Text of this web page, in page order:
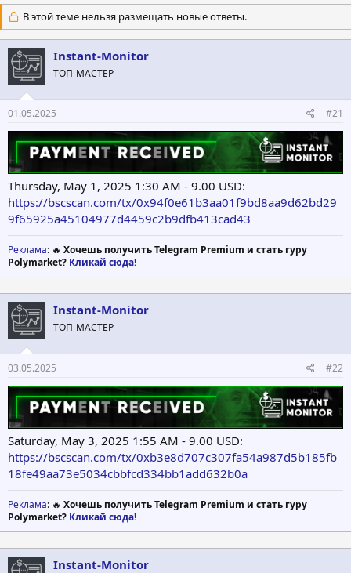
т
о
р
т
е
м
ы
т
а
н
а
ч
а
В этой теме нельзя размещать новые ответы.
Instant-Monitor
ТОП-МАСТЕР
01.05.2025 #21
Thursday, May 1, 2025 1:30 AM - 9.00 USD:
https://bscscan.com/tx/0x94f0e61b3aa01f9bd8aa9d62bd29
9f65925a45104977d4459c2b9dfb413cad43
Реклама: 🔥 Хочешь получить Telegram Premium и стать гуру
Polymarket? Кликай сюда!
Instant-Monitor
ТОП-МАСТЕР
03.05.2025 #22
Saturday, May 3, 2025 1:55 AM - 9.00 USD:
https://bscscan.com/tx/0xb3e8d707c307fa54a987d5b185fb
18fe49aa73e5034cbbfcd334bb1add632b0a
Реклама: 🔥 Хочешь получить Telegram Premium и стать гуру
Polymarket? Кликай сюда!
Instant-Monitor